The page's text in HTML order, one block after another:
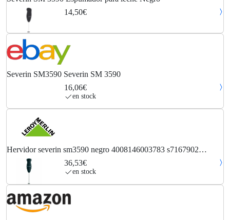
14,50€
Severin SM3590 Severin SM 3590
16,06€
en stock
Hervidor severin sm3590 negro 4008146003783 s7167902
severin
36,53€
en stock